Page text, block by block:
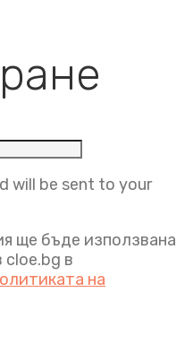
will be sent to your
ще бъде използвана
cloe.bg в
на